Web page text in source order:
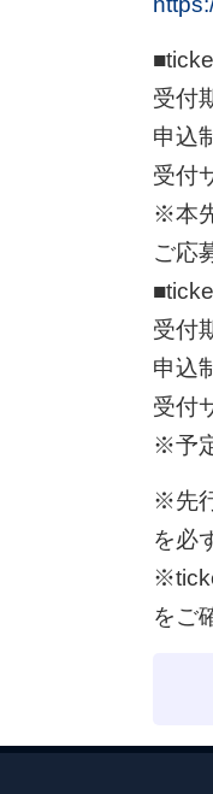
受付
申込
受付
※本
ご応
受付
申込
受付
※予
※先
を必
をご